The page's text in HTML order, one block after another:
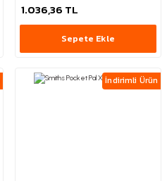
1.036,36 TL
Sepete Ekle
İndirimli Ürün